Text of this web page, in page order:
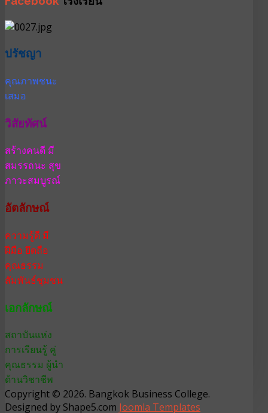
ปรัชญา
คุณภาพชนะ
เสมอ
วิสัยทัศน์
สร้างคนดี มี
สมรรถนะ สุข
ภาวะสมบูรณ์
อัตลักษณ์
ความรู้ดี มี
ฝีมือ ยึดถือ
คุณธรรม
สัมพันธ์ชุมชน
เอกลักษณ์
สถาบันแห่ง
การเรียนรู้ คู่
คุณธรรม ผู้นำ
ด้านวิชาชีพ
Copyright © 2026. Bangkok Business College.
Designed by Shape5.com Joomla Templates